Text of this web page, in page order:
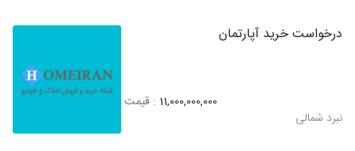
درخواست خرید آپارتمان
11,000,000,000 : قیمت
نبرد شمالی